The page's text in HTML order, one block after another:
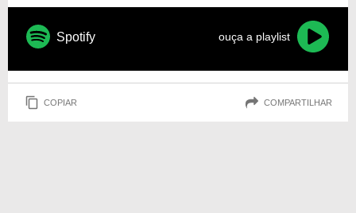
Spotify ouça a playlist
COPIAR COMPARTILHAR